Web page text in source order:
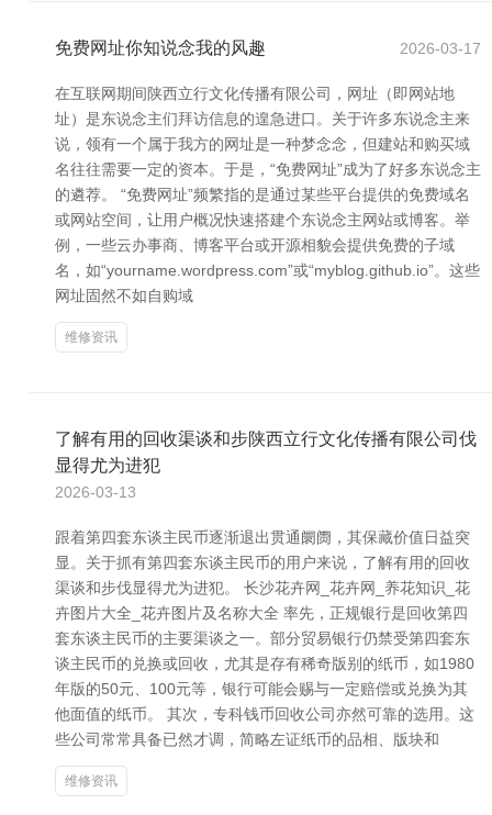
免费网址你知说念我的风趣 2026-03-17
在互联网期间陕西立行文化传播有限公司，网址（即网站地
址）是东说念主们拜访信息的遑急进口。关于许多东说念主来
说，领有一个属于我方的网址是一种梦念念，但建站和购买域
名往往需要一定的资本。于是，“免费网址”成为了好多东说念主
的遴荐。 “免费网址”频繁指的是通过某些平台提供的免费域名
或网站空间，让用户概况快速搭建个东说念主网站或博客。举
例，一些云办事商、博客平台或开源相貌会提供免费的子域
名，如“yourname.wordpress.com”或“myblog.github.io”。这些
网址固然不如自购域
维修资讯
了解有用的回收渠谈和步陕西立行文化传播有限公司伐
显得尤为进犯
2026-03-13
跟着第四套东谈主民币逐渐退出贯通阛阓，其保藏价值日益突
显。关于抓有第四套东谈主民币的用户来说，了解有用的回收
渠谈和步伐显得尤为进犯。 长沙花卉网_花卉网_养花知识_花
卉图片大全_花卉图片及名称大全 率先，正规银行是回收第四
套东谈主民币的主要渠谈之一。部分贸易银行仍禁受第四套东
谈主民币的兑换或回收，尤其是存有稀奇版别的纸币，如1980
年版的50元、100元等，银行可能会赐与一定赔偿或兑换为其
他面值的纸币。 其次，专科钱币回收公司亦然可靠的选用。这
些公司常常具备已然才调，简略左证纸币的品相、版块和
维修资讯